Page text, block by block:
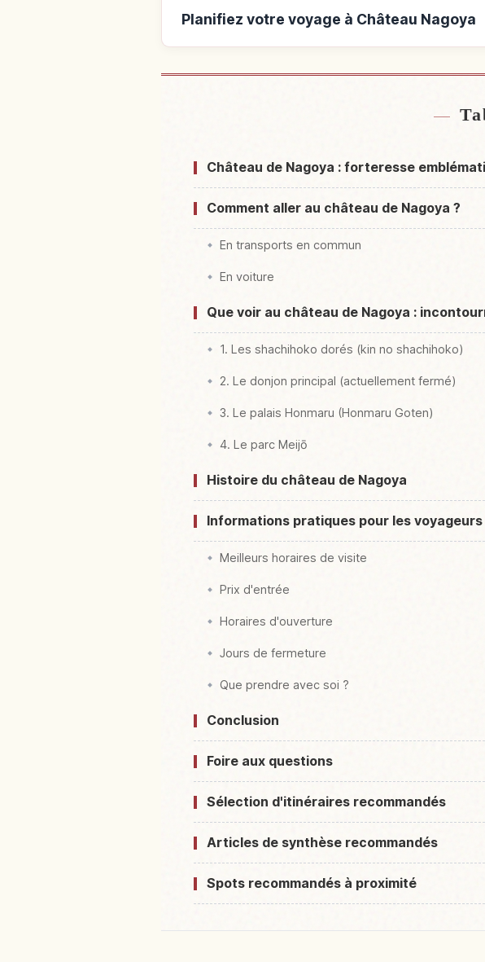
Planifiez votre voyage à Château Nagoya
Château de Nagoya : forteresse
Comment aller au château de Nagoya ?
En transports en commun
En voiture
Que voir au château de Nagoya :
1. Les shachihoko dorés (kin no shachihoko)
2. Le donjon principal (actuellement fermé)
3. Le palais Honmaru (Honmaru Goten)
4. Le parc Meijō
Histoire du château de Nagoya
Informations pratiques pour les voyageurs
Meilleurs horaires de visite
Prix d'entrée
Horaires d'ouverture
Jours de fermeture
Que prendre avec soi ?
Conclusion
Foire aux questions
Sélection d'itinéraires recommandés
Articles de synthèse recommandés
Spots recommandés à proximité